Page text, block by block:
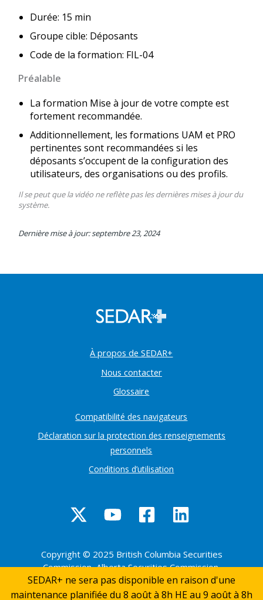
Durée: 15 min
Groupe cible: Déposants
Code de la formation: FIL-04
Préalable
La formation Mise à jour de votre compte est
fortement recommandée.
Additionnellement, les formations UAM et PRO
pertinentes sont recommandées si les
déposants s’occupent de la configuration des
utilisateurs, des organisations ou des profils.
Il se peut que la vidéo ne reflète pas les dernières mises à jour du
système.
Dernière mise à jour: septembre 23, 2024
À propos de SEDAR+
Nous contacter
Glossaire
Compatibilité des navigateurs
Déclaration sur la protection des renseignements
personnels
Conditions d’utilisation
Copyright © 2025 British Columbia Securities
Commission, Alberta Securities Commission,
Ontario Securities Commission, Autorités des
marchés financiers. All rights reserved.
SEDAR+ ne sera pas disponible en raison d'une
maintenance planifiée du 8 août à 8h HE au 9 août à 8h